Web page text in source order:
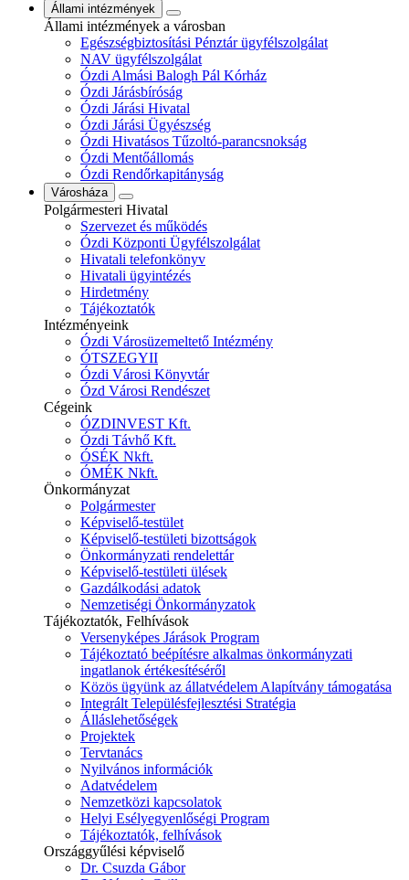
Állami intézmények
Állami intézmények a városban
Egészségbiztosítási Pénztár ügyfélszolgálat
NAV ügyfélszolgálat
Ózdi Almási Balogh Pál Kórház
Ózdi Járásbíróság
Ózdi Járási Hivatal
Ózdi Járási Ügyészség
Ózdi Hivatásos Tűzoltó-parancsnokság
Ózdi Mentőállomás
Ózdi Rendőrkapitányság
Városháza
Polgármesteri Hivatal
Szervezet és működés
Ózdi Központi Ügyfélszolgálat
Hivatali telefonkönyv
Hivatali ügyintézés
Hirdetmény
Tájékoztatók
Intézményeink
Ózdi Városüzemeltető Intézmény
ÓTSZEGYII
Ózdi Városi Könyvtár
Ózd Városi Rendészet
Cégeink
ÓZDINVEST Kft.
Ózdi Távhő Kft.
ÓSÉK Nkft.
ÓMÉK Nkft.
Önkormányzat
Polgármester
Képviselő-testület
Képviselő-testületi bizottságok
Önkormányzati rendelettár
Képviselő-testületi ülések
Gazdálkodási adatok
Nemzetiségi Önkormányzatok
Tájékoztatók, Felhívások
Versenyképes Járások Program
Tájékoztató beépítésre alkalmas önkormányzati
ingatlanok értékesítéséről
Közös ügyünk az állatvédelem Alapítvány támogatása
Integrált Településfejlesztési Stratégia
Álláslehetőségek
Projektek
Tervtanács
Nyilvános információk
Adatvédelem
Nemzetközi kapcsolatok
Helyi Esélyegyenlőségi Program
Tájékoztatók, felhívások
Országgyűlési képviselő
Dr. Csuzda Gábor